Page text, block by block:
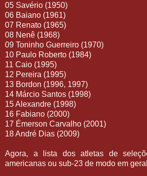
05 Savério (1950)
06 Baiano (1961)
07 Renato (1965)
08 Nenê (1968)
09 Toninho Guerreiro (1970)
10 Paulo Roberto (1984)
11 Caio (1995)
12 Pereira (1995)
13 Bordon (1996, 1997)
14 Márcio Santos (1998)
15 Alexandre (1998)
16 Fabiano (2000)
17 Émerson Carvalho (2001)
18 André Dias (2009)
Agora, a lista dos atletas de
americanas ou sub-23 de modo em